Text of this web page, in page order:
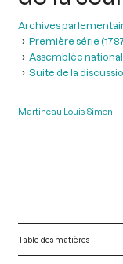
Archives
Première série
Assemblée
Suite de la
Martineau Louis Simon
Table des matières